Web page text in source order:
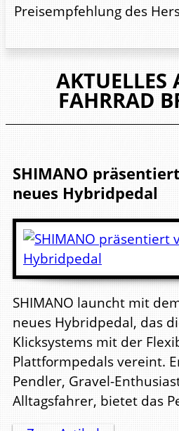
Preisempfehlung des
AKTUELLES
FAHRRAD
SHIMANO
neues Hybridpedal
SHIMANO launcht mit
neues Hybridpedal, das
Klicksystems mit der
Plattformpedals vereint.
Pendler, Gravel-
Alltagsfahrer, bietet das